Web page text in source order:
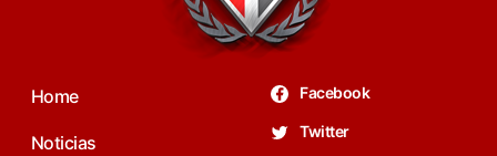
Home
Noticias
Facebook
Twitter